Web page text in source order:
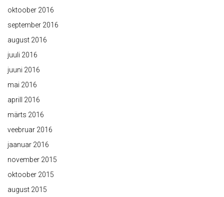
oktoober 2016
september 2016
august 2016
juuli 2016
juuni 2016
mai 2016
aprill 2016
märts 2016
veebruar 2016
jaanuar 2016
november 2015
oktoober 2015
august 2015